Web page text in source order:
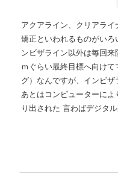
アクアライン、クリアラ
矯正といわれるものがい
ンビザライン以外は毎回
ｍぐらい最終目標へ向け
グ）なんですが、インビザ
あとはコンピューターに
り出された 言わばデジタル